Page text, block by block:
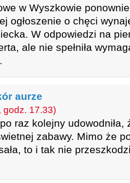
w Wyszkowie
ogłoszenie o chęci
W odpowiedzi na
ale nie spełniła
aurze
godz. 17.33)
raz kolejny udowodniła,
zabawy. Mimo że
to i tak nie